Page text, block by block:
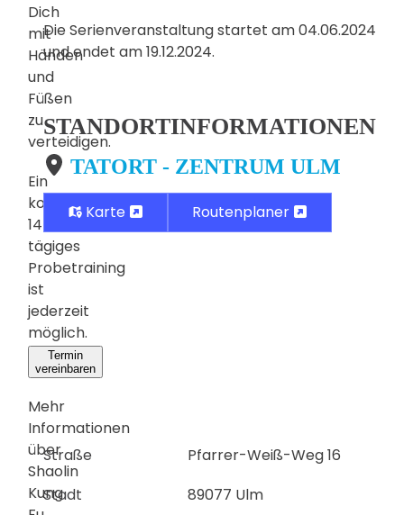
Dich
mit
Händen
und
Füßen
zu
verteidigen.
Ein
kostenloses,
14-
tägiges
Probetraining
ist
jederzeit
möglich.
Termin
vereinbaren
Mehr
Informationen
über
Shaolin
Kung
Die Serienveranstaltung startet am 04.06.2024
und endet am 19.12.2024.
STANDORTINFORMATIONEN
TATORT - ZENTRUM ULM
Karte Routenplaner
Straße
Pfarrer-Weiß-Weg 16
Stadt
89077 Ulm